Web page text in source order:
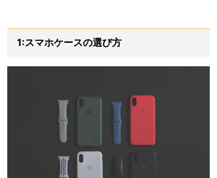
1:スマホケースの選び方